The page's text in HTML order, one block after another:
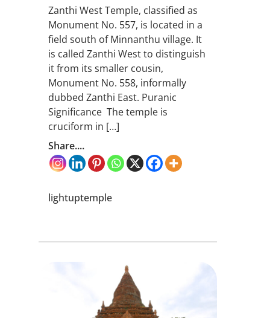
Zanthi West Temple, classified as
Monument No. 557, is located in a
field south of Minnanthu village. It
is called Zanthi West to distinguish
it from its smaller cousin,
Monument No. 558, informally
dubbed Zanthi East. Puranic
Significance The temple is
cruciform in […]
Share....
lightuptemple